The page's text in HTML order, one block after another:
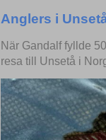
Anglers i
När Gandalf fyllde
resa till Unsetå i